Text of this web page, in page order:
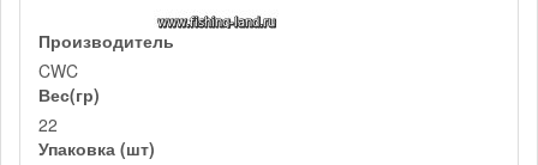
Производитель
CWC
Вес(гр)
22
Упаковка (шт)